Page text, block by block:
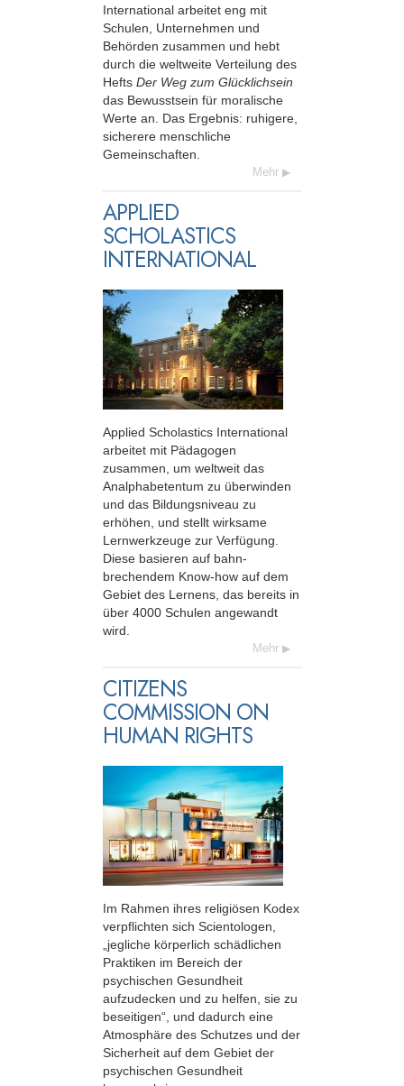
International arbeitet eng mit
Schulen, Unternehmen und
Behörden zusammen und hebt
durch die weltweite Verteilung des
Hefts Der Weg zum Glücklichsein
das Bewusstsein für moralische
Werte an. Das Ergebnis: ruhigere,
sicherere menschliche
Gemeinschaften.
Mehr
APPLIED
SCHOLASTICS
INTERNATIONAL
Applied Scholastics International
arbeitet mit Pädagogen
zusammen, um weltweit das
Analphabetentum zu überwinden
und das Bildungs­niveau zu
erhöhen, und stellt wirksame
Lernwerkzeuge zur Verfügung.
Diese basieren auf bahn­
brechendem Know-how auf dem
Gebiet des Lernens, das bereits in
über 4000 Schulen angewandt
wird.
Mehr
CITIZENS
COMMISSION ON
HUMAN RIGHTS
Im Rahmen ihres religiösen Kodex
verpflichten sich Scientologen,
„jegliche körperlich schädlichen
Praktiken im Bereich der
psychischen Gesundheit
aufzudecken und zu helfen, sie zu
beseitigen“, und dadurch eine
Atmosphäre des Schutzes und der
Sicherheit auf dem Gebiet der
psychischen Gesundheit